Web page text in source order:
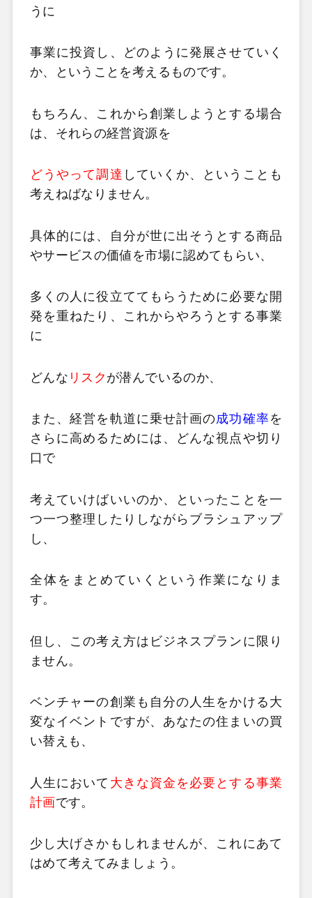
うに
事業に投資し、どのように発展させていく
か、ということを考えるものです。
もちろん、これから創業しようとする場合
は、それらの経営資源を
どうやって調達 していくか、ということも
考えねばなりません。
具体的には、自分が世に出そうとする商品
やサービスの価値を市場に認めてもらい、
多くの人に役立ててもらうために必要な開
発を重ねたり、これからやろうとする事業
に
どんな リスク が潜んでいるのか、
また、経営を軌道に乗せ計画の成功確率を
さらに高めるためには、どんな視点や切り
口で
考えていけばいいのか、といったことを一
つ一つ整理したりしながらブラシュアップ
し、
全体をまとめていくという作業になりま
す。
但し、この考え方はビジネスプランに限り
ません。
ベンチャーの創業も自分の人生をかける大
変なイベントですが、あなたの住まいの買
い替えも、
人生において 大きな資金を必要とする事業
計画です。
少し大げさかもしれませんが、これにあて
はめて考えてみましょう。